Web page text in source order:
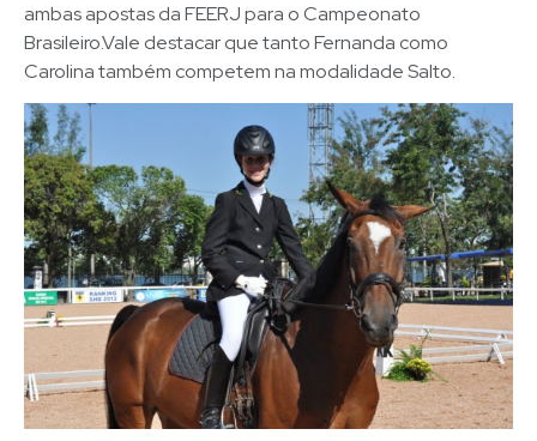
ambas apostas da FEERJ para o Campeonato
Brasileiro.Vale destacar que tanto Fernanda como
Carolina também competem na modalidade Salto.